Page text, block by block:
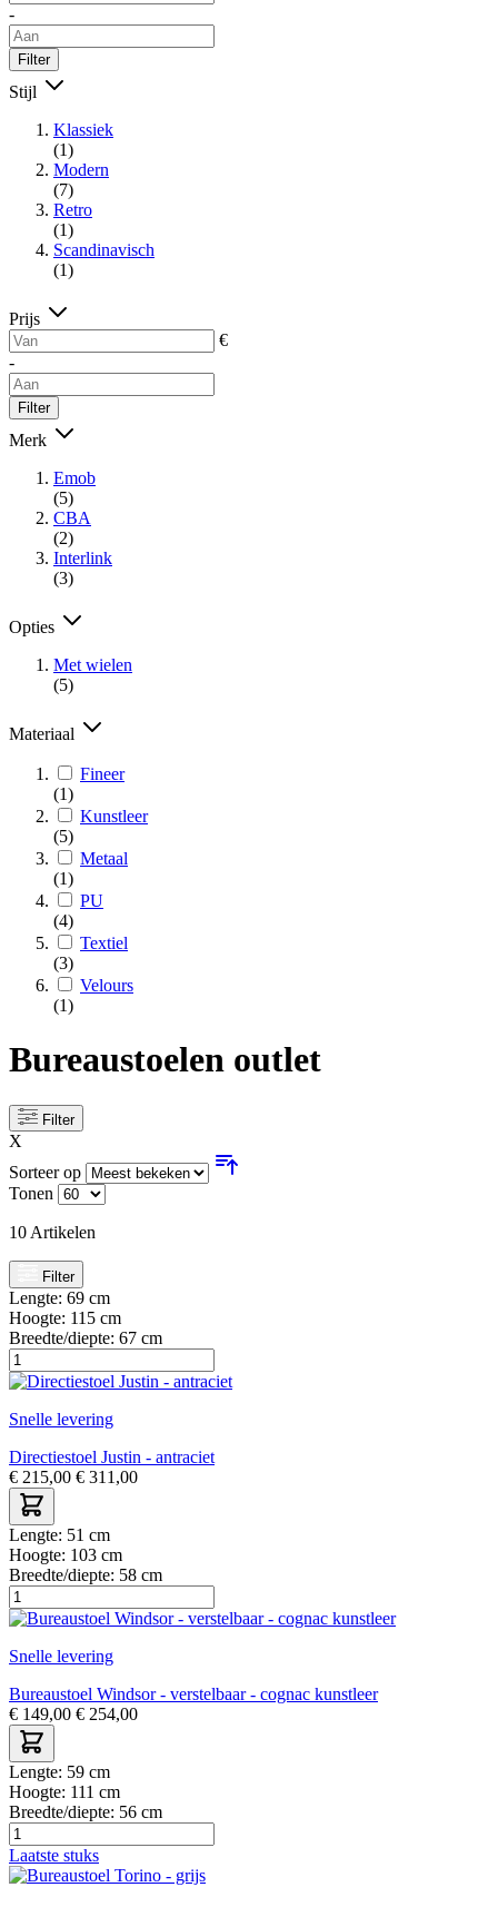
-
Filter
Stijl
Klassiek
(1)
Modern
(7)
Retro
(1)
Scandinavisch
(1)
Prijs
€
-
Filter
Merk
Emob
(5)
CBA
(2)
Interlink
(3)
Opties
Met wielen
(5)
Materiaal
Fineer
(1)
Kunstleer
(5)
Metaal
(1)
PU
(4)
Textiel
(3)
Velours
(1)
Bureaustoelen outlet
Filter
X
Sorteer op
Tonen
10 Artikelen
Filter
Lengte: 69 cm
Hoogte: 115 cm
Breedte/diepte: 67 cm
Snelle levering
Directiestoel Justin - antraciet
€ 215,00 € 311,00
Lengte: 51 cm
Hoogte: 103 cm
Breedte/diepte: 58 cm
Snelle levering
Bureaustoel Windsor - verstelbaar - cognac kunstleer
€ 149,00 € 254,00
Lengte: 59 cm
Hoogte: 111 cm
Breedte/diepte: 56 cm
Laatste stuks